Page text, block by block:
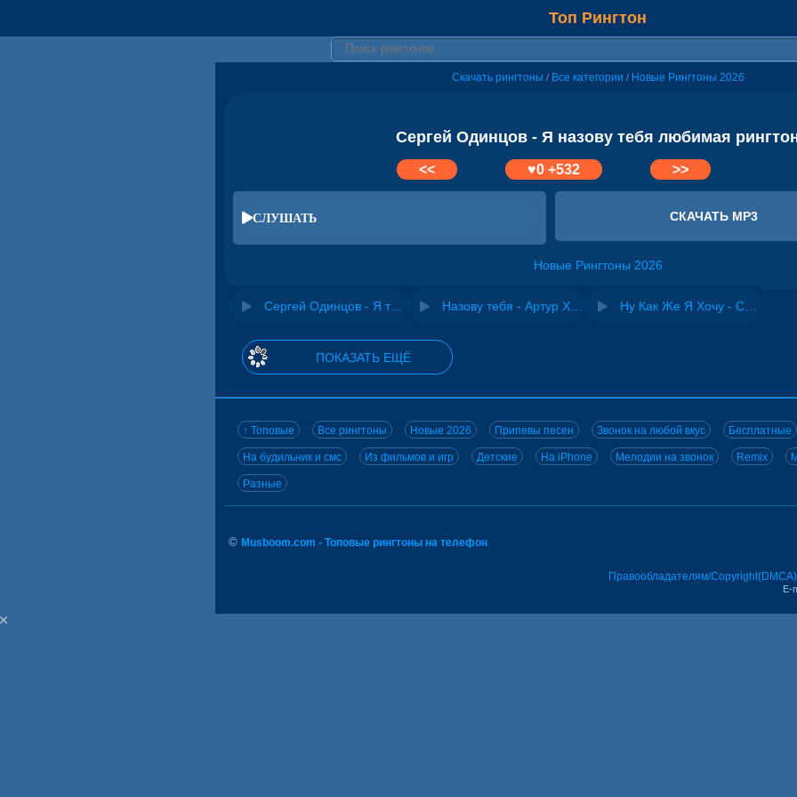
Топ Рингтон
Скачать рингтоны / Все категории / Новые Рингтоны 2026
Сергей Одинцов - Я назову тебя любимая
<< ♥0+532 >>
СЛУШАТЬ СКАЧАТЬ MP3
Новые Рингтоны 2026
ПОКАЗАТЬ ЕЩЁ
↑ Топовые Все рингтоны Новые 2026 Припевы песен Звонок на любой вкус Бесплатные
На будильник и смс Из фильмов и игр Детские На iPhone Мелодии на звонок Remix
Разные
© Musboom.com - Топовые рингтоны на телефон
Правообладателям/Copyright(DMCA)
E-